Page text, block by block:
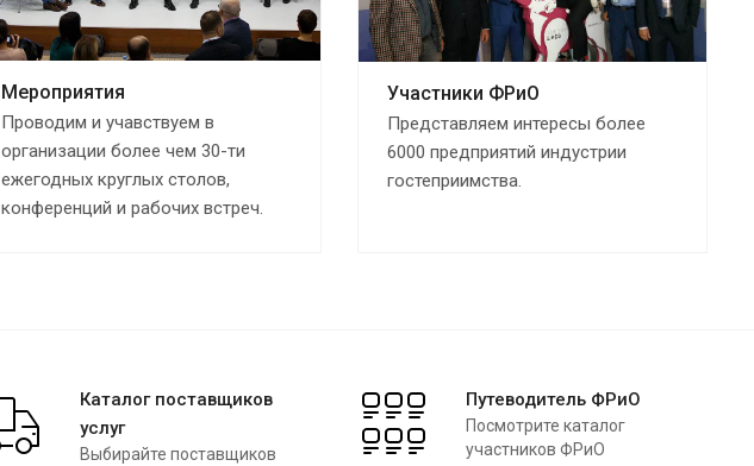
Мероприятия
Проводим и учавствуем в
организации более чем 30-ти
ежегодных круглых столов,
конференций и рабочих встреч.
Участники ФРиО
Представляем интересы более
6000 предприятий индустрии
гостеприимства.
Каталог поставщиков
услуг
Выбирайте поставщиков
Путеводитель ФРиО
Посмотрите каталог
участников ФРиО